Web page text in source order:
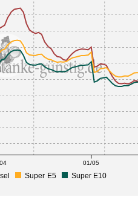
01/05
Super E5 Super E10